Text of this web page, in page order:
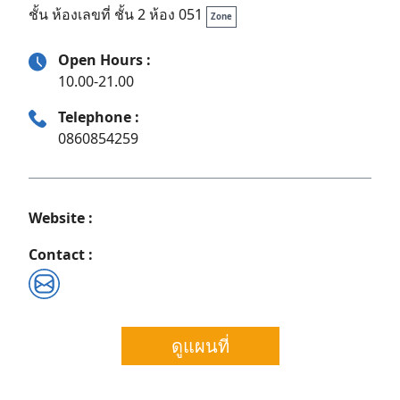
ชั้น ห้องเลขที่ ชั้น 2 ห้อง 051 Zone
Open Hours :
10.00-21.00
Telephone :
0860854259
Website :
Contact :
ดูแผนที่